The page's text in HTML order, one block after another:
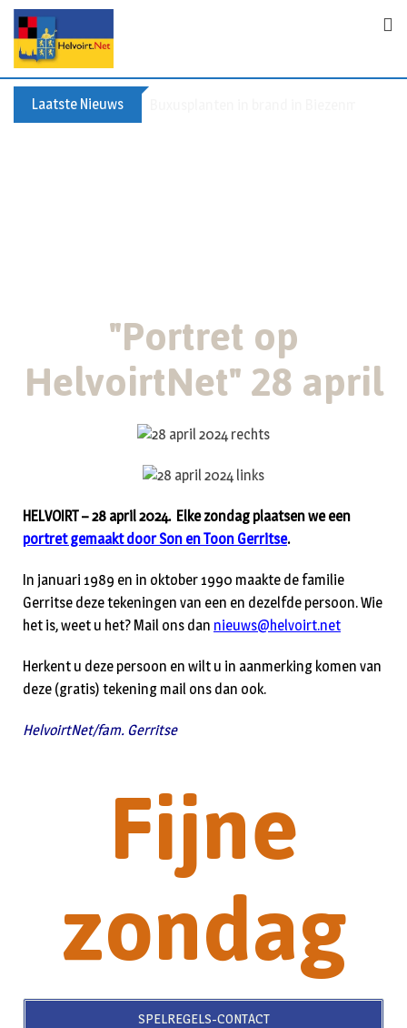
Laatste Nieuws
"Portret op
HelvoirtNet" 28 april
HELVOIRT – 28 april 2024. Elke zondag plaatsen we een
portret gemaakt door Son en Toon Gerritse.
In januari 1989 en in oktober 1990 maakte de familie
Gerritse deze tekeningen van een en dezelfde persoon. Wie
het is, weet u het? Mail ons dan nieuws@helvoirt.net
Herkent u deze persoon en wilt u in aanmerking komen van
deze (gratis) tekening mail ons dan ook.
HelvoirtNet/fam. Gerritse
Fijne
zondag
SPELREGELS-CONTACT